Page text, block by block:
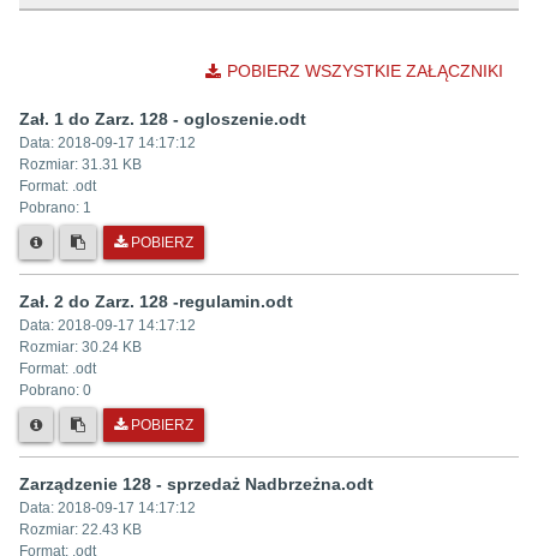
POBIERZ WSZYSTKIE ZAŁĄCZNIKI
Zał. 1 do Zarz. 128 - ogloszenie.odt
Data: 2018-09-17 14:17:12
Rozmiar: 31.31 KB
Format: .odt
Pobrano: 1
POBIERZ
Zał. 2 do Zarz. 128 -regulamin.odt
Data: 2018-09-17 14:17:12
Rozmiar: 30.24 KB
Format: .odt
Pobrano: 0
POBIERZ
Zarządzenie 128 - sprzedaż Nadbrzeżna.odt
Data: 2018-09-17 14:17:12
Rozmiar: 22.43 KB
Format: .odt